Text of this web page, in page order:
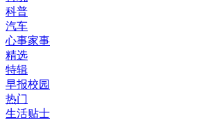
科普
汽车
心事家事
精选
特辑
早报校园
热门
生活贴士